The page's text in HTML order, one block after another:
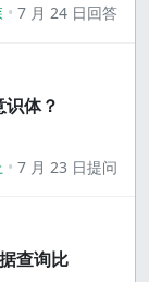
7 月 24 日回答
体？
7 月 23 日提问
查询比